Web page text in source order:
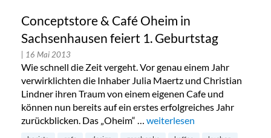
Conceptstore & Café Oheim in
Sachsenhausen feiert 1. Geburtstag
| 16 Mai 2013
Wie schnell die Zeit vergeht. Vor genau einem Jahr
verwirklichten die Inhaber Julia Maertz und Christian
Lindner ihren Traum von einem eigenen Cafe und
können nun bereits auf ein erstes erfolgreiches Jahr
zurückblicken. Das „Oheim“ … „Conceptstore & Café Oheim
weiterlesen